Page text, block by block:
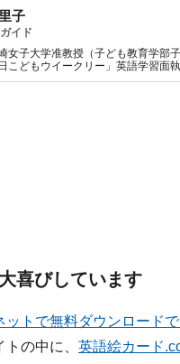
子
イド
女子大学准教授（子ども教育学部
こどもウイークリー」英語学習面
語コミュニケーション事業」アド
喜びしています
ットで無料ダウンロード
の中に、 英語絵カード